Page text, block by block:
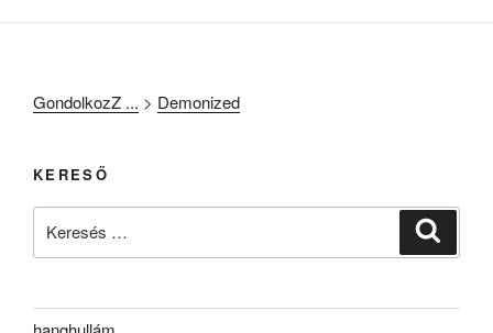
GondolkozZ ... > Demonized
KERESŐ